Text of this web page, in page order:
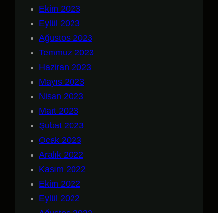
Ekim 2023
Eylül 2023
Ağustos 2023
Temmuz 2023
Haziran 2023
Mayıs 2023
Nisan 2023
Mart 2023
Şubat 2023
Ocak 2023
Aralık 2022
Kasım 2022
Ekim 2022
Eylül 2022